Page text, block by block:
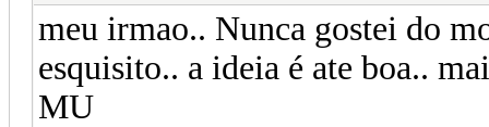
meu irmao.. Nunca gostei do
esquisito.. a ideia é ate boa..
MU